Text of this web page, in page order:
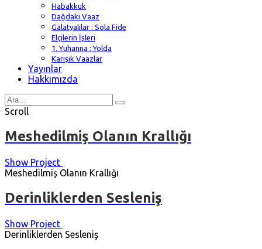
Habakkuk
Dağdaki Vaaz
Galatyalılar : Sola Fide
Elçilerin İşleri
1. Yuhanna : Yolda
Karışık Vaazlar
Yayınlar
Hakkımızda
Search
for
Scroll
Meshedilmiş Olanın Krallığı
Show Project
Meshedilmiş Olanın Krallığı
Derinliklerden Sesleniş
Show Project
Derinliklerden Sesleniş